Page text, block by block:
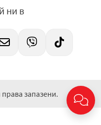
ни в
запазени.